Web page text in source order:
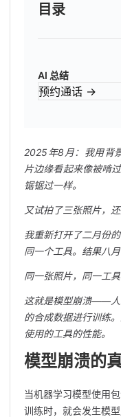
2025年8月：我用背
片边缘看起来像被啃
锯锯过一样。
又试拍了三张照片，
我重新打开了二月份
同一个工具。结果八
同一张照片，同一工
这就是模型崩溃——人
的合成数据进行训练
使用的工具的性能。
模型崩溃的
当机器学习模型使用
训练时，就会发生模
目录
AI 总结
预约通话 →